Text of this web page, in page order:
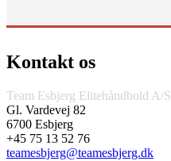
Kontakt os
Team Esbjerg Elitehåndbold A/S
Gl. Vardevej 82
6700 Esbjerg
+45 75 13 52 76
teamesbjerg@teamesbjerg.dk